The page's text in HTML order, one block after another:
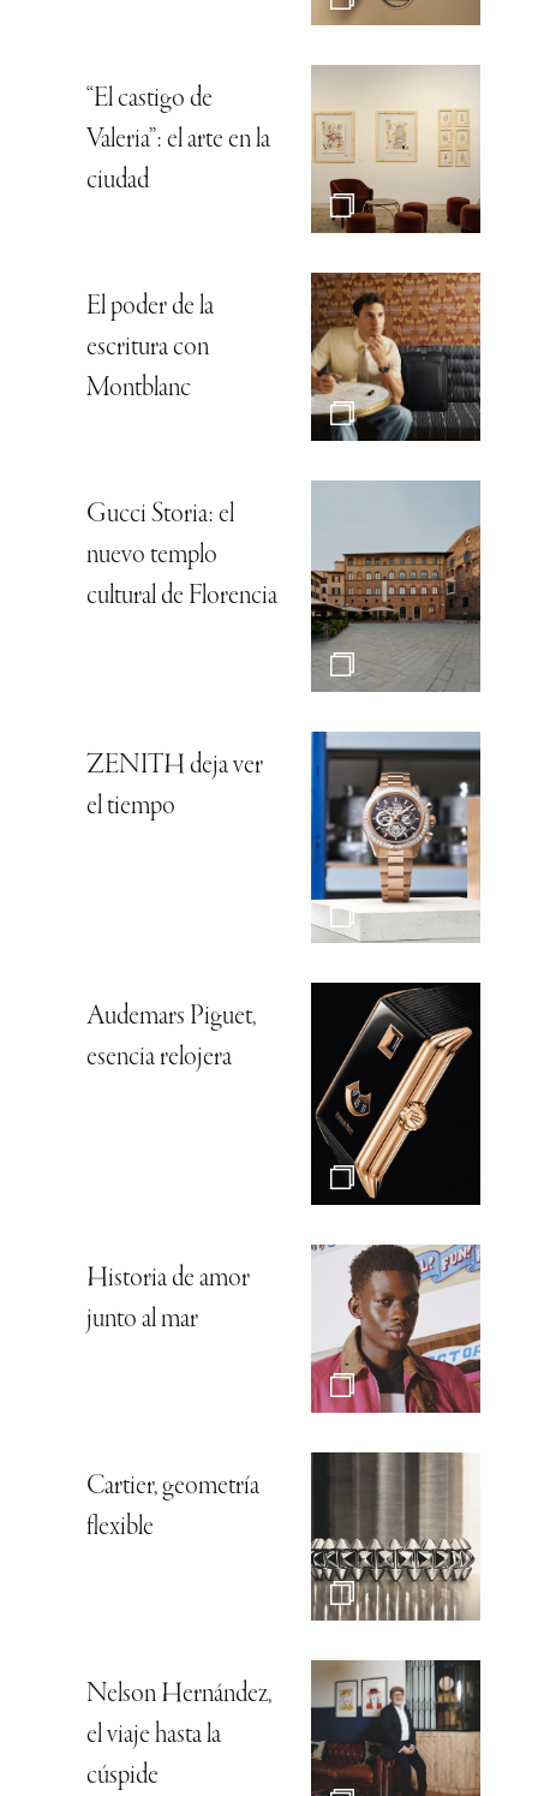
“El castigo de
Valeria”: el arte en la
ciudad
El poder de la
escritura con
Montblanc
Gucci Storia: el
nuevo templo
cultural de Florencia
ZENITH deja ver
el tiempo
Audemars Piguet,
esencia relojera
Historia de amor
junto al mar
Cartier, geometría
flexible
Nelson Hernández,
el viaje hasta la
cúspide